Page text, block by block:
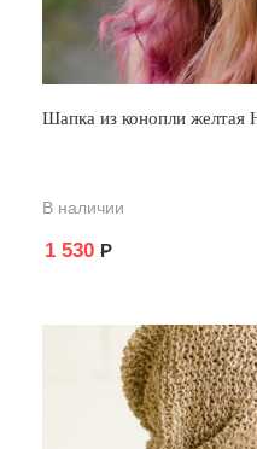
Шапка из конопли желтая
В наличии
1 530 Р